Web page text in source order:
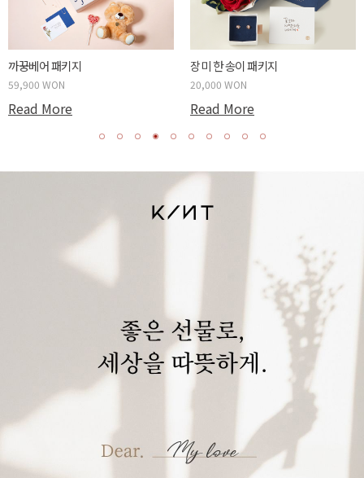
까꿍베어 패키지
59,900 WON
Read More
장미 한 송이 패키지
20,000 WON
Read More